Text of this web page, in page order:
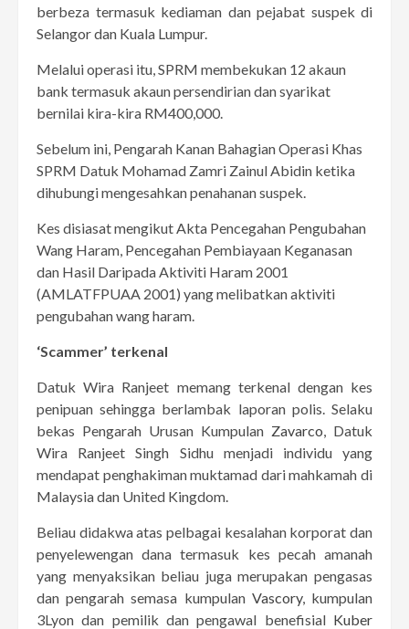
berbeza termasuk kediaman dan pejabat suspek di
Selangor dan Kuala Lumpur.
Melalui operasi itu, SPRM membekukan 12 akaun
bank termasuk akaun persendirian dan syarikat
bernilai kira-kira RM400,000.
Sebelum ini, Pengarah Kanan Bahagian Operasi Khas
SPRM Datuk Mohamad Zamri Zainul Abidin ketika
dihubungi mengesahkan penahanan suspek.
Kes disiasat mengikut Akta Pencegahan Pengubahan
Wang Haram, Pencegahan Pembiayaan Keganasan
dan Hasil Daripada Aktiviti Haram 2001
(AMLATFPUAA 2001) yang melibatkan aktiviti
pengubahan wang haram.
‘Scammer’ terkenal
Datuk Wira Ranjeet memang terkenal dengan kes
penipuan sehingga berlambak laporan polis. Selaku
bekas Pengarah Urusan Kumpulan Zavarco, Datuk
Wira Ranjeet Singh Sidhu menjadi individu yang
mendapat penghakiman muktamad dari mahkamah di
Malaysia dan United Kingdom.
Beliau didakwa atas pelbagai kesalahan korporat dan
penyelewengan dana termasuk kes pecah amanah
yang menyaksikan beliau juga merupakan pengasas
dan pengarah semasa kumpulan Vascory, kumpulan
3Lyon dan pemilik dan pengawal benefisial Kuber